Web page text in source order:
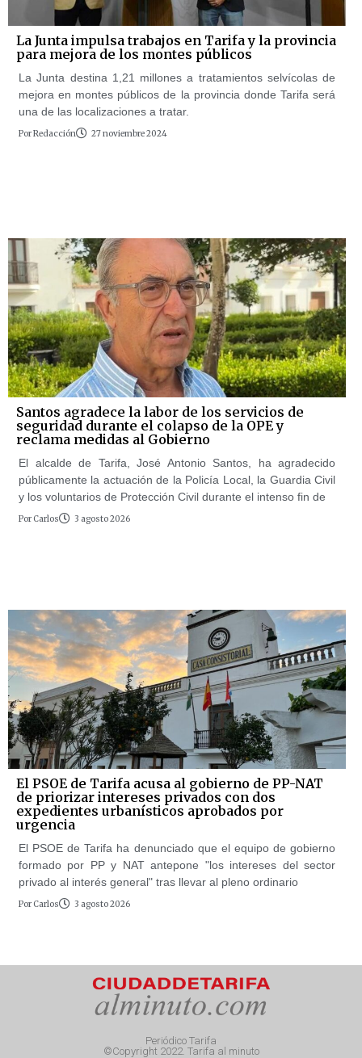
La Junta impulsa trabajos en Tarifa y la provincia
para mejora de los montes públicos
La Junta destina 1,21 millones a tratamientos selvícolas de
mejora en montes públicos de la provincia donde Tarifa será
una de las localizaciones a tratar.
PorRedacción 27 noviembre 2024
Santos agradece la labor de los servicios de
seguridad durante el colapso de la OPE y
reclama medidas al Gobierno
El alcalde de Tarifa, José Antonio Santos, ha agradecido
públicamente la actuación de la Policía Local, la Guardia Civil
y los voluntarios de Protección Civil durante el intenso fin de
Por Carlos 3 agosto 2026
El PSOE de Tarifa acusa al gobierno de PP-NAT
de priorizar intereses privados con dos
expedientes urbanísticos aprobados por
urgencia
El PSOE de Tarifa ha denunciado que el equipo de gobierno
formado por PP y NAT antepone "los intereses del sector
privado al interés general" tras llevar al pleno ordinario
Por Carlos 3 agosto 2026
Periódico Tarifa
©Copyright 2022. Tarifa al minuto